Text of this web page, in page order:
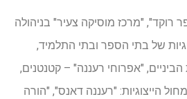
רוקד", "מרכז מוסיקה צעיר" בניהולה
של בתי הספר ובתי התלמיד,
"אפרוחי רעננה" – קטנטנים,
הייצוגיות: "רעננה דאנס", "הורה